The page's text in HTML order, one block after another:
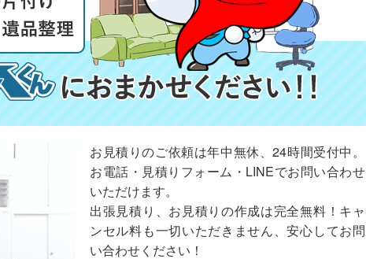
お見積りのご依頼は年中無休、24時間受付中。
お電話・見積りフォーム・LINEでお問い合わせ
いただけます。
出張見積り、お見積りの作成は完全無料！キャ
ンセル料も一切いただきません、安心してお問
い合わせください！